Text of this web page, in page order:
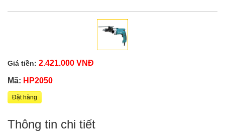
Giá tiền: 2.421.000 VNĐ
Mã: HP2050
Đặt hàng
Thông tin chi tiết